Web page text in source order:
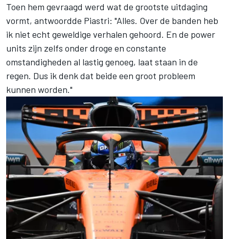
Toen hem gevraagd werd wat de grootste uitdaging
vormt, antwoordde Piastri: "Alles. Over de banden heb
ik niet echt geweldige verhalen gehoord. En de power
units zijn zelfs onder droge en constante
omstandigheden al lastig genoeg, laat staan in de
regen. Dus ik denk dat beide een groot probleem
kunnen worden."